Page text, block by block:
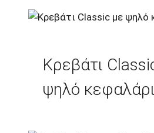
€1.430,00.
Κρεβάτι
ψηλό κεφαλάρι